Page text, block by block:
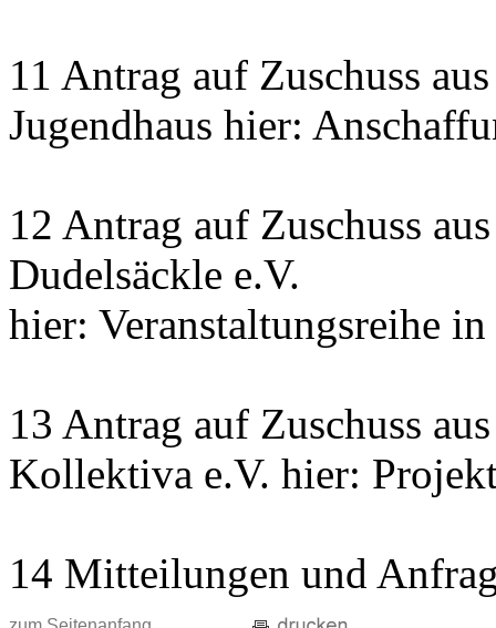
11 Antrag auf Zuschuss
Jugendhaus hier:
12 Antrag auf Zuschuss
Dudelsäckle e.V.
hier: Veranstaltungsreihe
13 Antrag auf Zuschuss
Kollektiva e.V. hier:
14 Mitteilungen und